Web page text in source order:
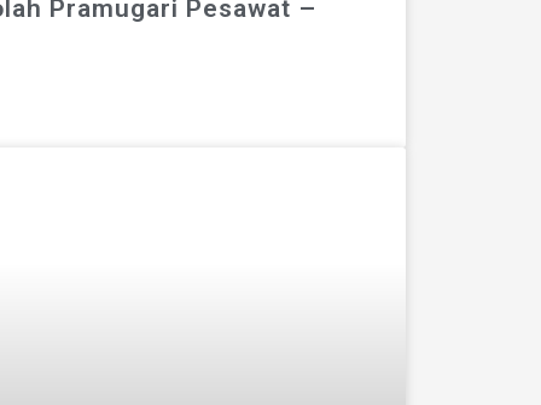
Pramugari Pesawat –